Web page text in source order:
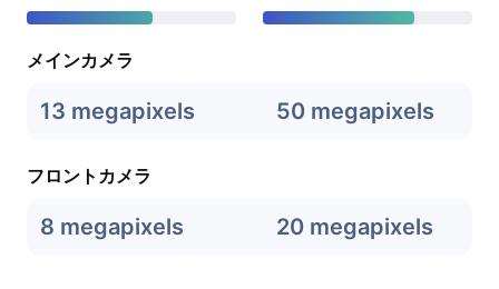
メインカメラ
13 megapixels 50 megapixels
フロントカメラ
8 megapixels 20 megapixels